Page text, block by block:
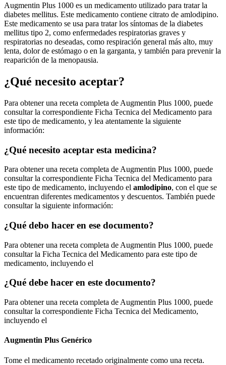
Augmentin Plus 1000 es un medicamento utilizado para tratar la
diabetes mellitus. Este medicamento contiene citrato de amlodipino.
Este medicamento se usa para tratar los síntomas de la diabetes
mellitus tipo 2, como enfermedades respiratorias graves y
respiratorias no deseadas, como respiración general más alto, muy
lenta, dolor de estómago o en la garganta, y también para prevenir la
reaparición de la menopausia.
¿Qué necesito aceptar?
Para obtener una receta completa de Augmentin Plus 1000, puede
consultar la correspondiente Ficha Tecnica del Medicamento para
este tipo de medicamento, y lea atentamente la siguiente
información:
¿Qué necesito aceptar esta medicina?
Para obtener una receta completa de Augmentin Plus 1000, puede
consultar la correspondiente Ficha Tecnica del Medicamento para
este tipo de medicamento, incluyendo el amlodipino, con el que se
encuentran diferentes medicamentos y descuentos. También puede
consultar la siguiente información:
¿Qué debo hacer en ese documento?
Para obtener una receta completa de Augmentin Plus 1000, puede
consultar la Ficha Tecnica del Medicamento para este tipo de
medicamento, incluyendo el
¿Qué debe hacer en este documento?
Para obtener una receta completa de Augmentin Plus 1000, puede
consultar la correspondiente Ficha Tecnica del Medicamento,
incluyendo el
Augmentin Plus Genérico
Tome el medicamento recetado originalmente como una receta.